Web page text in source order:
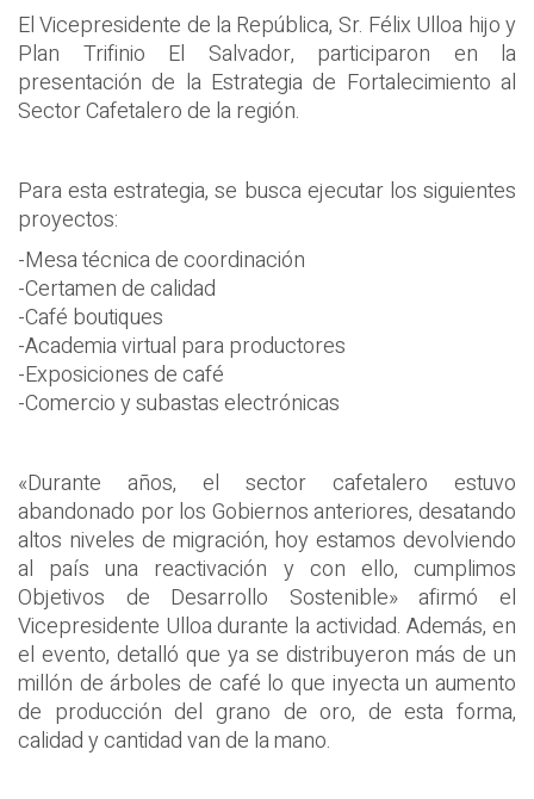
El Vicepresidente de la República, Sr. Félix Ulloa hijo y
Plan Trifinio El Salvador, participaron en la
presentación de la Estrategia de Fortalecimiento al
Sector Cafetalero de la región.
Para esta estrategia, se busca ejecutar los siguientes
proyectos:
-Mesa técnica de coordinación
-Certamen de calidad
-Café boutiques
-Academia virtual para productores
-Exposiciones de café
-Comercio y subastas electrónicas
«Durante años, el sector cafetalero estuvo
abandonado por los Gobiernos anteriores, desatando
altos niveles de migración, hoy estamos devolviendo
al país una reactivación y con ello, cumplimos
Objetivos de Desarrollo Sostenible» afirmó el
Vicepresidente Ulloa durante la actividad. Además, en
el evento, detalló que ya se distribuyeron más de un
millón de árboles de café lo que inyecta un aumento
de producción del grano de oro, de esta forma,
calidad y cantidad van de la mano.